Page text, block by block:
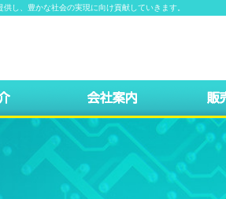
し、豊かな社会の実現に向け貢献していきます。